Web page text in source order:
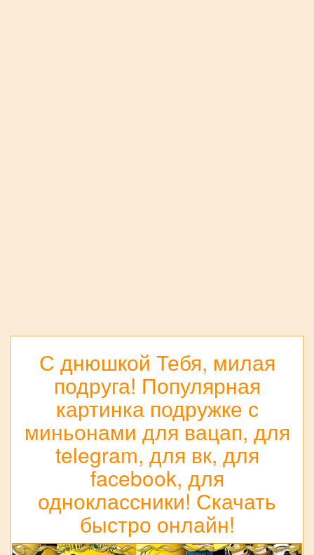
С днюшкой Тебя, милая
подруга! Популярная
картинка подружке с
миньонами для вацап, для
telegram, для вк, для
facebook, для
одноклассники! Скачать
быстро онлайн!